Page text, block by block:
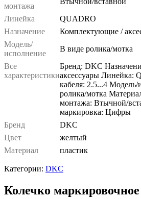
монтажа
Линейка
QUADRO
Назначение
Комплектующие /
Модель/
исполнение
В виде ролика/мотка
Все
характеристики
Бренд: DKC
аксессуары Линейка:
кабеля: 2.5...4
ролика/мотка
монтажа: Втычной/
маркировка: Цифры
Бренд
DKC
Цвет
желтый
Материал
пластик
Категории: DKC
Колечко